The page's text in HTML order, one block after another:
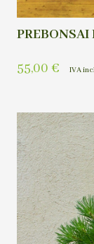
PREBONSAI
55,00 € IVA